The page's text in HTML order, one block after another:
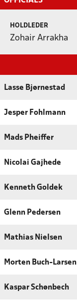
HOLDLEDER
Zohair Arrakha
Lasse Bjørnestad
Jesper Fohlmann
Mads Pheiffer
Nicolai Gajhede
Kenneth Goldek
Glenn Pedersen
Mathias Nielsen
Morten Buch-Larsen
Kaspar Schønbech